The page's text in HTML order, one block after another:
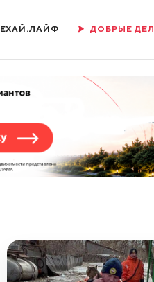
ЕХАЙ.ЛАЙФ ДОБРЫЕ